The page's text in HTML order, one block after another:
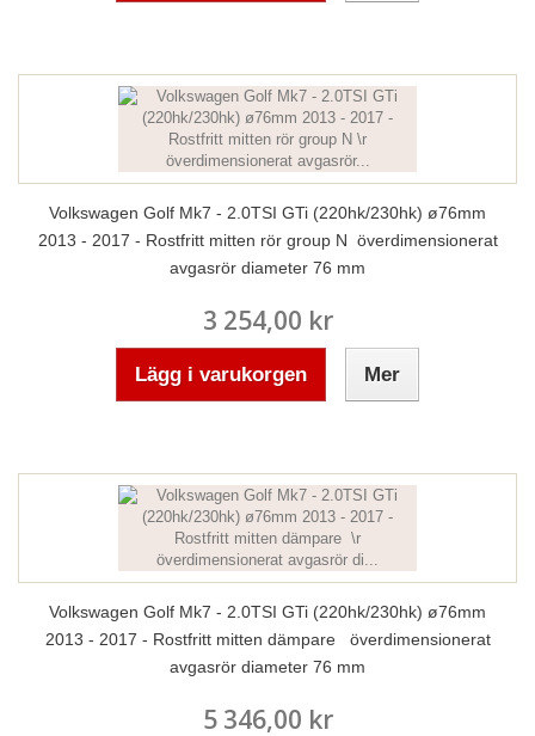
Volkswagen Golf Mk7 - 2.0TSI GTi (220hk/230hk) ø76mm
2013 - 2017 - Rostfritt mitten rör group N överdimensionerat
avgasrör diameter 76 mm
3 254,00 kr
Lägg i varukorgen Mer
Volkswagen Golf Mk7 - 2.0TSI GTi (220hk/230hk) ø76mm
2013 - 2017 - Rostfritt mitten dämpare överdimensionerat
avgasrör diameter 76 mm
5 346,00 kr